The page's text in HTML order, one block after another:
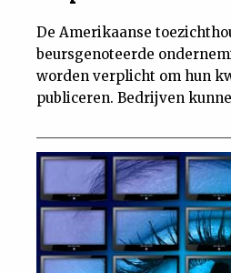
De Amerikaanse
beursgenoteerde
worden verplicht om hun
publiceren. Bedrijven